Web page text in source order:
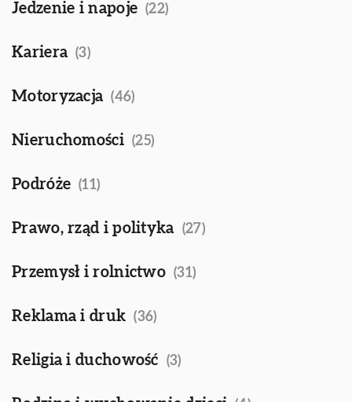
Jedzenie i napoje (22)
Kariera (3)
Motoryzacja (46)
Nieruchomości (25)
Podróże (11)
Prawo, rząd i polityka (27)
Przemysł i rolnictwo (31)
Reklama i druk (36)
Religia i duchowość (3)